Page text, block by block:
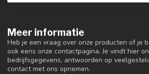
Meer informatie
Heb je een vraag over onze producten of je
ook eens onze contactpagina. Je vindt hier
bedrijfsgegevens, antwoorden op
contact met ons opnemen.